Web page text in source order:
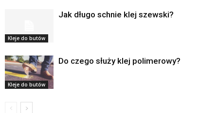
Kleje do butów
Jak długo schnie klej szewski?
Kleje do butów
Do czego służy klej polimerowy?